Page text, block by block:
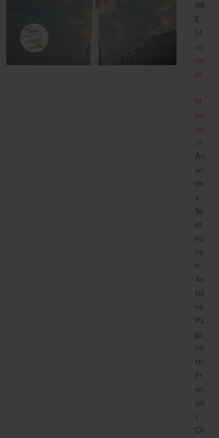
BR
E
M
usi
cie
ns
/
M
usi
cia
ns
An
an
dh
a
Se
et
ha
ne
n,
An
toi
ne
Pa
ga
no
tti,
Fr
an
çoi
s
Ch